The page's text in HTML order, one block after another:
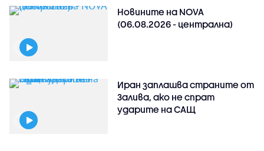
Новините на NOVA
(06.08.2026 - централна)
Иран заплашва страните от
Залива, ако не спрат
ударите на САЩ